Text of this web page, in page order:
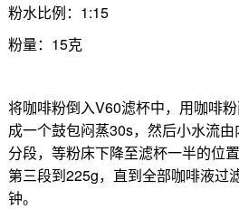
粉水比例：1:15
粉量：15克
将咖啡粉倒入V60滤杯中，用咖啡
成一个鼓包闷蒸30s，然后小水流
分段，等粉床下降至滤杯一半的位
第三段到225g，直到全部咖啡液过
钟。